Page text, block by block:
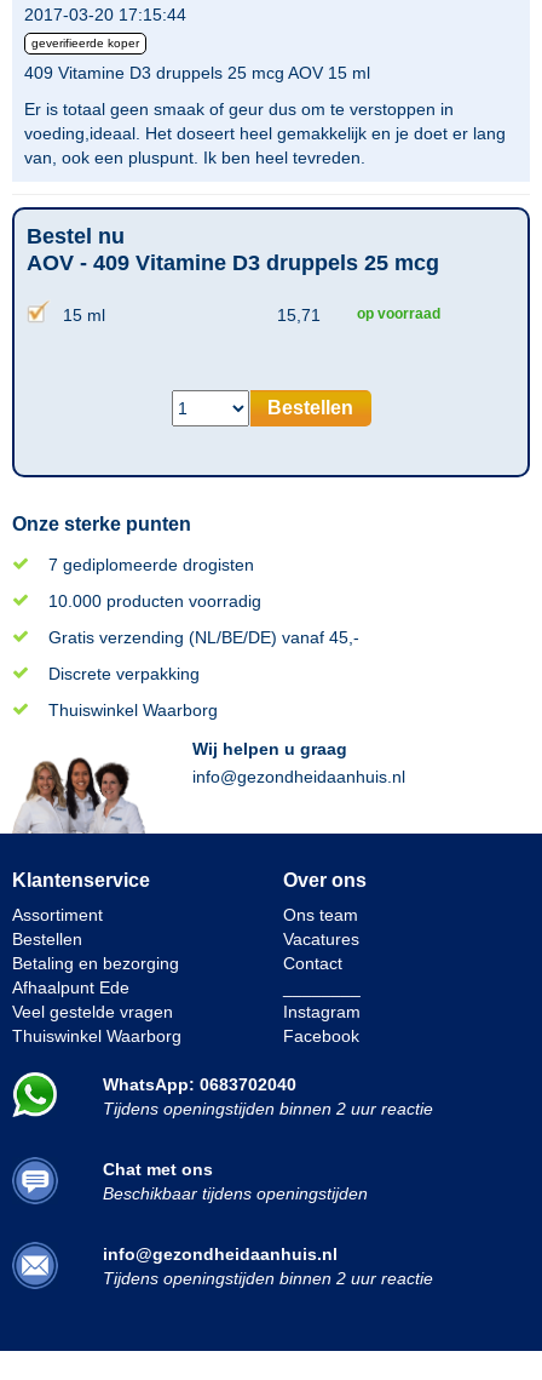
2017-03-20 17:15:44
geverifieerde koper
409 Vitamine D3 druppels 25 mcg AOV 15 ml
Er is totaal geen smaak of geur dus om te verstoppen in
voeding,ideaal. Het doseert heel gemakkelijk en je doet er lang
van, ook een pluspunt. Ik ben heel tevreden.
Bestel nu
AOV - 409 Vitamine D3 druppels 25 mcg
15 ml 15,71 op voorraad
Bestellen
Onze sterke punten
7 gediplomeerde drogisten
10.000 producten voorradig
Gratis verzending (NL/BE/DE) vanaf 45,-
Discrete verpakking
Thuiswinkel Waarborg
Wij helpen u graag
info@gezondheidaanhuis.nl
Klantenservice
Assortiment
Bestellen
Betaling en bezorging
Afhaalpunt Ede
Veel gestelde vragen
Thuiswinkel Waarborg
Over ons
Ons team
Vacatures
Contact
Instagram
Facebook
WhatsApp: 0683702040
Tijdens openingstijden binnen 2 uur reactie
Chat met ons
Beschikbaar tijdens openingstijden
info@gezondheidaanhuis.nl
Tijdens openingstijden binnen 2 uur reactie